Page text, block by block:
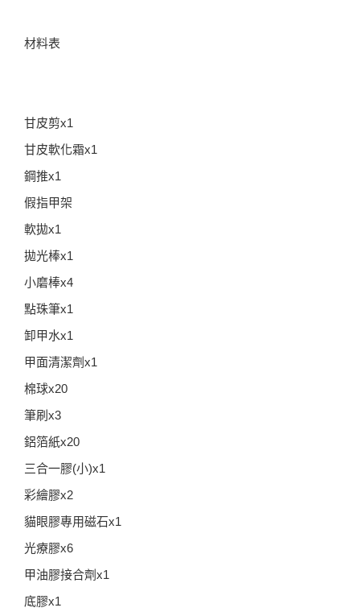
材料表
甘皮剪x1
甘皮軟化霜x1
鋼推x1
假指甲架
軟拋x1
拋光棒x1
小磨棒x4
點珠筆x1
卸甲水x1
甲面清潔劑x1
棉球x20
筆刷x3
鋁箔紙x20
三合一膠(小)x1
彩繪膠x2
貓眼膠專用磁石x1
光療膠x6
甲油膠接合劑x1
底膠x1